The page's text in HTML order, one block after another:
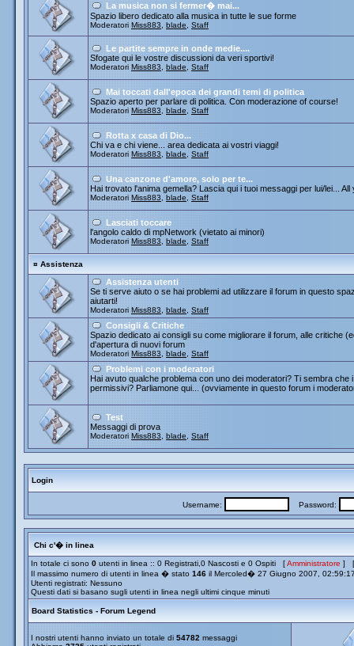
La musica non si fermer� mai...
Spazio libero dedicato alla musica in tutte le sue forme
Moderatori Miss883 blade Staff
Le partite sempre in onde medie....
Sfogate qui le vostre discussioni da veri sportivi!
Moderatori Miss883 blade Staff
Mai toccati dall'epoca dei grandi temi di politica
Spazio aperto per parlare di politica. Con moderazione of course!
Moderatori Miss883 blade Staff
Rotta x casa di Dio...
Chi va e chi viene... area dedicata ai vostri viaggi!
Moderatori Miss883 blade Staff
Una canzone d'amore, solo per te...
Hai trovato l'anima gemella? Lascia qui i tuoi messaggi per lui/lei...
Moderatori Miss883 blade Staff
Lasciati toccare
l'angolo caldo di mpNetwork (vietato ai minori)
Moderatori Miss883 blade Staff
¤ Assistenza
Assistenza utenti
Se ti serve aiuto o se hai problemi ad utilizzare il forum in questo
aiutarti!
Moderatori Miss883 blade Staff
Consigli & Critiche
Spazio dedicato ai consigli su come migliorare il forum, alle critiche
d'apertura di nuovi forum
Moderatori Miss883 blade Staff
Problemi con i moderatori
Hai avuto qualche problema con uno dei moderatori? Ti sembra
permissivi? Parliamone qui... (ovviamente in questo forum i
Test
Messaggi di prova
Moderatori Miss883 blade Staff
Login
Username: Password:
Chi c'� in linea
In totale ci sono 0 utenti in linea :: 0 Registrati,0 Nascosti e 0 Ospiti [Amministratore ]
Il massimo numero di utenti in linea � stato 146 il Mercoled� 27 Giugno 2007,
Utenti registrati: Nessuno
Questi dati si basano sugli utenti in linea negli ultimi cinque minuti
Board Statistics - Forum Legend
I nostri utenti hanno inviato un totale di 54782 messaggi